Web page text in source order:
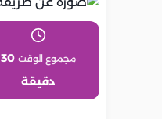
مجموع الوقت 30
دقيقة